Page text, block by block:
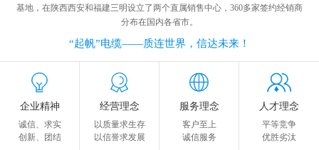
基地，在陕西西安和福建三明设立了两个直属销售中心，360多家签约经销商
分布在国内各省市。
“起帆”电缆——质连世界，信达未来！
企业精神
诚信、求实
创新、团结
经营理念
以质量求生存
以信誉求发展
服务理念
客户至上
诚信服务
人才理念
平等竞争
优胜劣汰